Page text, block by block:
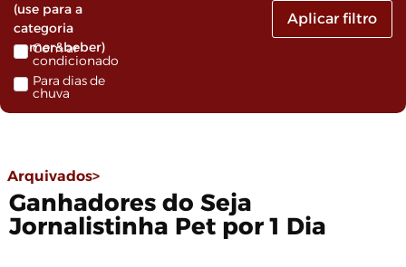
(use para a
categoria
comer&beber)
Com ar
condicionado
Para dias de
chuva
Aplicar filtro
Arquivados>
Ganhadores do Seja
Jornalistinha Pet por 1 Dia